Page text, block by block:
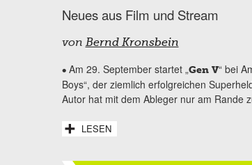
Neues aus Film und Stream
von Bernd Kronsbein
• Am 29. September startet „Gen V“ bei
Boys“, der ziemlich erfolgreichen
Autor hat mit dem Ableger nur am Rande
LESEN